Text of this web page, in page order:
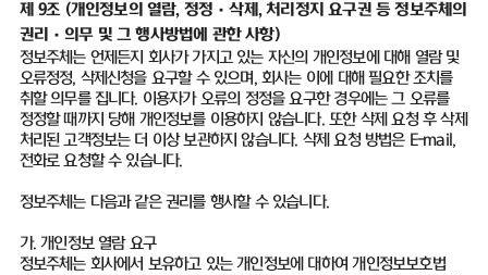
제 9조 (개인정보의 열람, 정정 ·삭제, 처리정지 요구권 등 정보주체의
권리·의무 및 그 행사방법에 관한 사항)
정보주체는 언제든지 회사가 가지고 있는 자신의 개인정보에 대해 열람 및
오류정정, 삭제신청을 요구할 수 있으며, 회사는 이에 대해 필요한 조치를
취할 의무를 집니다. 이용자가 오류의 정정을 요구한 경우에는 그 오류를
정정할 때까지 당해 개인정보를 이용하지 않습니다. 또한 삭제 요청 후 삭제
처리된 고객정보는 더 이상 보관하지 않습니다. 삭제 요청 방법은 E-mail,
전화로 요청할 수 있습니다.
정보주체는 다음과 같은 권리를 행사할 수 있습니다.
가. 개인정보 열람 요구
정보주체는 회사에서 보유하고 있는 개인정보에 대하여 개인정보보호법